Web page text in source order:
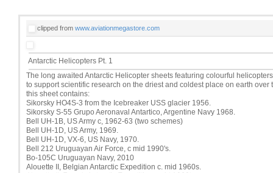
clipped from www.aviationmegastore.com
Antarctic Helicopters Pt. 1
The long awaited Antarctic Helicopter sheets featuring colourful
to support scientific research on the driest and coldest place on earth over
this sheet contains:
Sikorsky HO4S-3 from the Icebreaker USS glacier 1956.
Sikorsky S-55 Grupo Aeronaval Antartico, Argentine Navy 1968.
Bell UH-1B, US Army c, 1962-63 (two schemes)
Bell UH-1D, US Army, 1969.
Bell UH-1D, VX-6, US Navy, 1970.
Bell 212 Uruguayan Air Force, c mid 1990's.
Bo-105C Uruguayan Navy, 2010
Alouette II, Belgian Antarctic Expedition c. mid 1960s.